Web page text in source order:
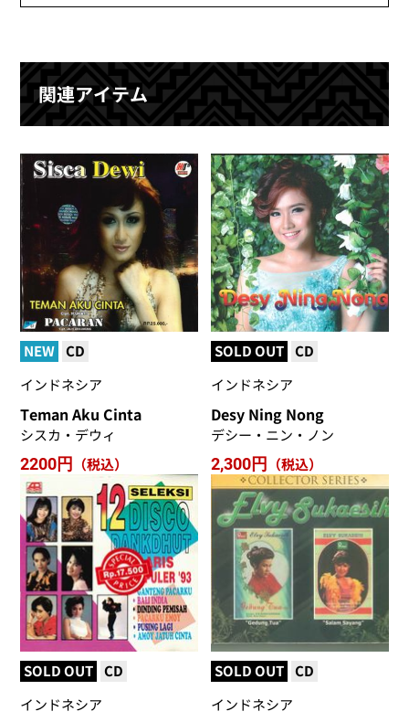
関連アイテム
NEW CD
インドネシア
Teman Aku Cinta
シスカ・デウィ
2200円 （税込）
SOLD OUT CD
インドネシア
Desy Ning Nong
デシー・ニン・ノン
2,300円 （税込）
SOLD OUT CD
インドネシア
SOLD OUT CD
インドネシア